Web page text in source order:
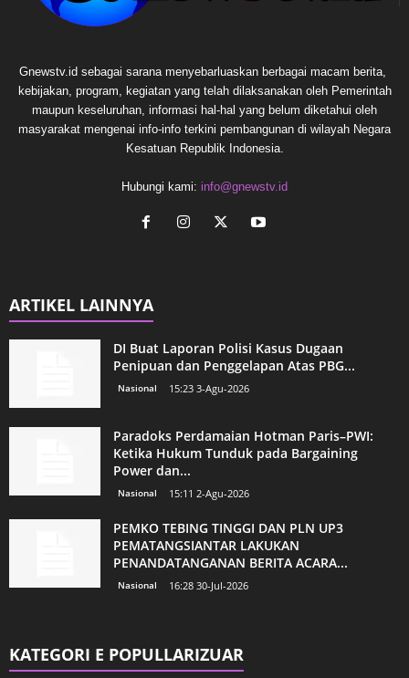
Gnewstv.id sebagai sarana menyebarluaskan berbagai macam berita,
kebijakan, program, kegiatan yang telah dilaksanakan oleh Pemerintah
maupun keseluruhan, informasi hal-hal yang belum diketahui oleh
masyarakat mengenai info-info terkini pembangunan di wilayah Negara
Kesatuan Republik Indonesia.
Hubungi kami: info@gnewstv.id
ARTIKEL LAINNYA
DI Buat Laporan Polisi Kasus Dugaan
Penipuan dan Penggelapan Atas PBG...
Nasional 15:23 3-Agu-2026
Paradoks Perdamaian Hotman Paris–PWI:
Ketika Hukum Tunduk pada Bargaining
Power dan...
Nasional 15:11 2-Agu-2026
PEMKO TEBING TINGGI DAN PLN UP3
PEMATANGSIANTAR LAKUKAN
PENANDATANGANAN BERITA ACARA...
Nasional 16:28 30-Jul-2026
KATEGORI E POPULLARIZUAR